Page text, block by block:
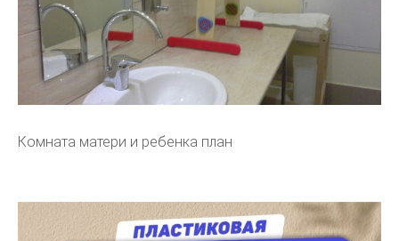
Комната матери и ребенка план